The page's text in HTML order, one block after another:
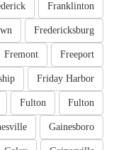
Franklinton
Fredericksburg
Freeport
Fremont
Friday Harbor
Fulton
Fulton
Gainesboro